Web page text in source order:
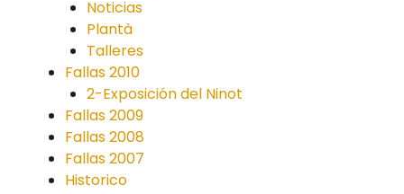
Noticias
Plantà
Talleres
Fallas 2010
2-Exposición del Ninot
Fallas 2009
Fallas 2008
Fallas 2007
Historico